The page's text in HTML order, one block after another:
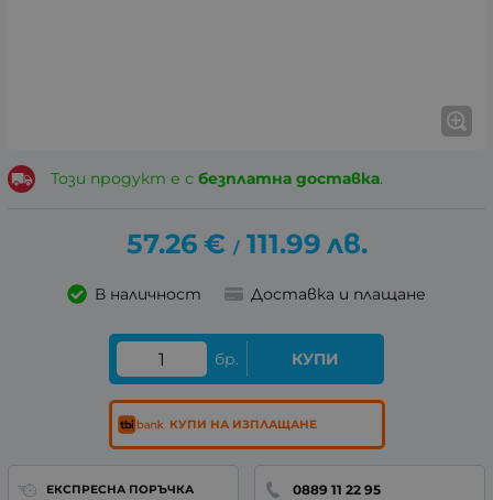
Този продукт е с безплатна доставка.
57.26 € / 111.99 лв.
В наличност Доставка и плащане
бр. КУПИ
КУПИ НА ИЗПЛАЩАНЕ
ЕКСПРЕСНА ПОРЪЧКА 0889 11 22 95